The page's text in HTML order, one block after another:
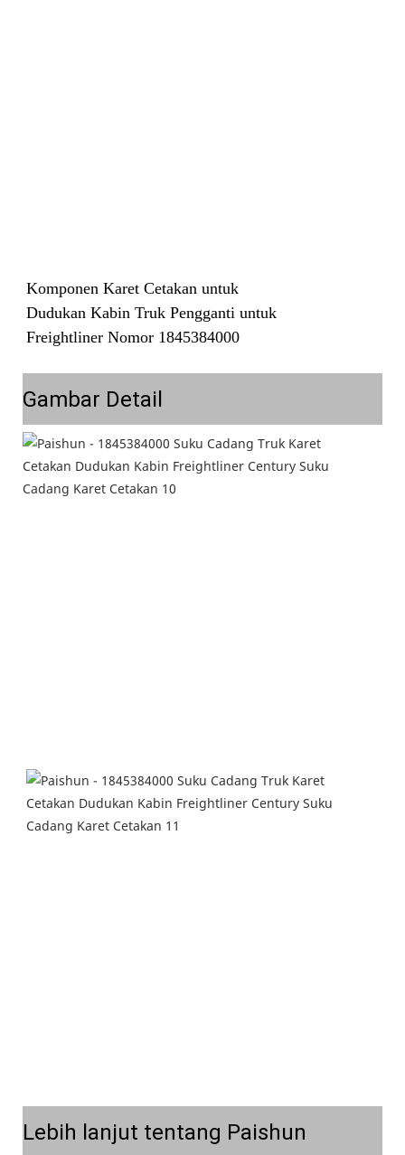
Komponen Karet Cetakan untuk
Dudukan Kabin Truk Pengganti untuk
Freightliner Nomor 1845384000
Gambar Detail
Lebih lanjut tentang Paishun